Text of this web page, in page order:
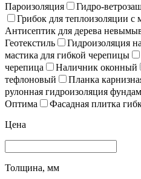
Пароизоляция
Гидро-
Грибок для теплоизоляции с
Антисептик для дерева
Геотекстиль
Гидроизоляция
мастика для гибкой черепицы
черепица
Наличник оконный
тефлоновый
Планка
рулонная гидроизоляция
Оптима
Фасадная плитка
Цена
Толщина, мм